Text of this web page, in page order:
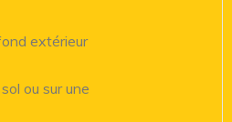
extérieur
ou sur une